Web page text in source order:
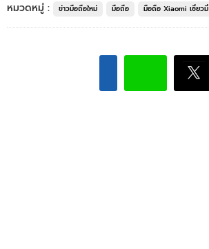
หมวดหมู่ :
ข่าวมือถือใหม่ มือถือ มือถือ Xiaomi เซี่ยวมี่